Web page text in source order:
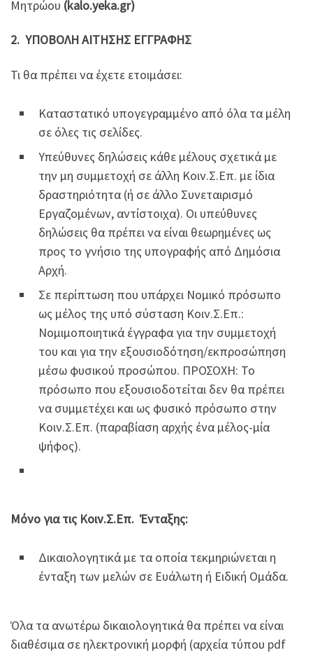
Μητρώου (kalo.yeka.gr)
2. ΥΠΟΒΟΛΗ ΑΙΤΗΣΗΣ ΕΓΓΡΑΦΗΣ
Τι θα πρέπει να έχετε ετοιμάσει:
Καταστατικό υπογεγραμμένο από όλα τα μέλη
σε όλες τις σελίδες.
Υπεύθυνες δηλώσεις κάθε μέλους σχετικά με
την μη συμμετοχή σε άλλη Κοιν.Σ.Επ. με ίδια
δραστηριότητα (ή σε άλλο Συνεταιρισμό
Εργαζομένων, αντίστοιχα). Οι υπεύθυνες
δηλώσεις θα πρέπει να είναι θεωρημένες ως
προς το γνήσιο της υπογραφής από Δημόσια
Αρχή.
Σε περίπτωση που υπάρχει Νομικό πρόσωπο
ως μέλος της υπό σύσταση Κοιν.Σ.Επ.:
Νομιμοποιητικά έγγραφα για την συμμετοχή
του και για την εξουσιοδότηση/εκπροσώπηση
μέσω φυσικού προσώπου. ΠΡΟΣΟΧΗ: Το
πρόσωπο που εξουσιοδοτείται δεν θα πρέπει
να συμμετέχει και ως φυσικό πρόσωπο στην
Κοιν.Σ.Επ. (παραβίαση αρχής ένα μέλος-μία
ψήφος).
Μόνο για τις Κοιν.Σ.Επ. Ένταξης:
Δικαιολογητικά με τα οποία τεκμηριώνεται η
ένταξη των μελών σε Ευάλωτη ή Ειδική Ομάδα.
Όλα τα ανωτέρω δικαιολογητικά θα πρέπει να είναι
διαθέσιμα σε ηλεκτρονική μορφή (αρχεία τύπου pdf